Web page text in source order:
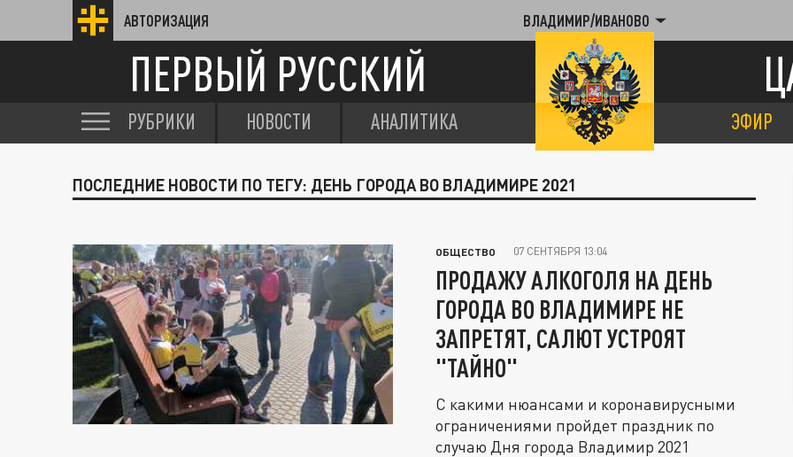
АВТОРИЗАЦИЯ ВЛАДИМИР/ИВАНОВО
ПЕРВЫЙ РУССКИЙ
РУБРИКИ НОВОСТИ АНАЛИТИКА ЭФИР
ПОСЛЕДНИЕ НОВОСТИ ПО ТЕГУ: ДЕНЬ ГОРОДА ВО ВЛАДИМИРЕ 2021
ОБЩЕСТВО 07 СЕНТЯБРЯ 13:04
ПРОДАЖУ АЛКОГОЛЯ НА ДЕНЬ
ГОРОДА ВО ВЛАДИМИРЕ НЕ
ЗАПРЕТЯТ, САЛЮТ УСТРОЯТ
"ТАЙНО"
С какими нюансами и коронавирусными
ограничениями пройдет праздник по
случаю Дня города Владимир 2021